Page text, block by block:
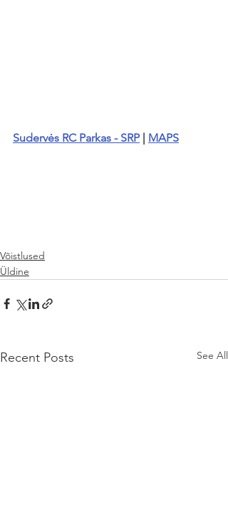
Sudervės RC Parkas - SRP MAPS
Võistlused
Üldine
Recent Posts See All